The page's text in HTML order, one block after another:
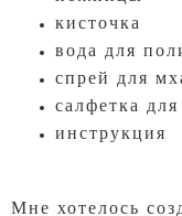
кисточка
вода для
спрей для
салфетка для
инструкция
Мне хотелось